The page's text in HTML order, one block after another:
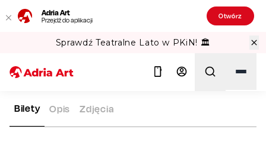
Adria Art
Przejdź do aplikacji Otwórz
Sprawdź Teatralne Lato w PKiN! 🏛️
ADRIA ART ARTYŚCI ADRIAN BRZĄKAŁA
Bilety Opis Zdjęcia